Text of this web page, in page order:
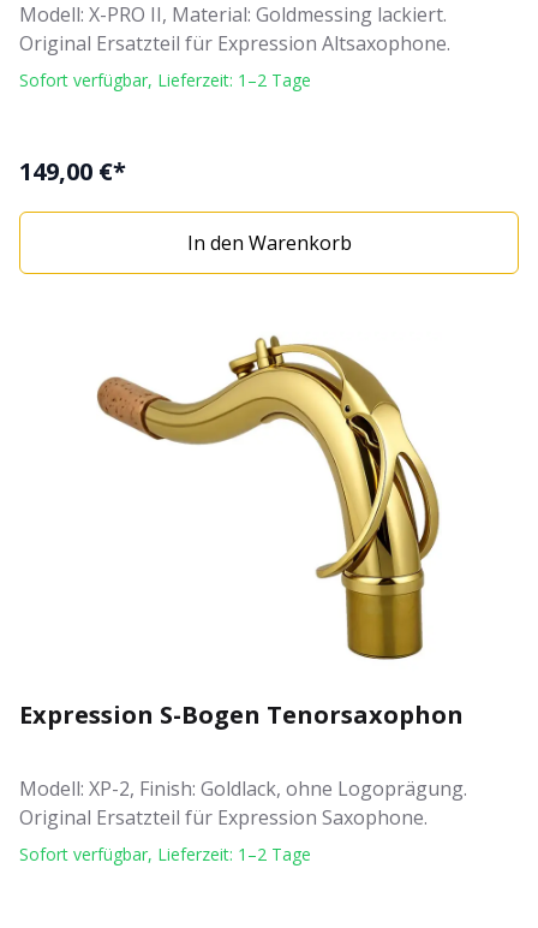
Modell: X-PRO II, Material: Goldmessing lackiert.
Original Ersatzteil für Expression Altsaxophone.
Sofort verfügbar, Lieferzeit: 1–2 Tage
149,00 €*
In den Warenkorb
Expression S-Bogen Tenorsaxophon
Modell: XP-2, Finish: Goldlack, ohne Logoprägung.
Original Ersatzteil für Expression Saxophone.
Sofort verfügbar, Lieferzeit: 1–2 Tage